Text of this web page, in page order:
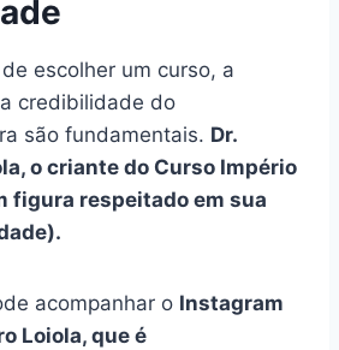
escolher um curso, a
credibilidade do
são fundamentais. Dr.
o criante do Curso Império
figura respeitado em sua
acompanhar o Instagram
Loiola, que é